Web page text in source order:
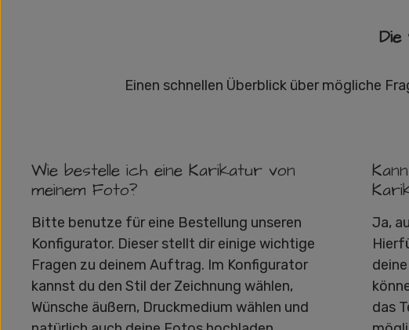
Einen schnellen Überblick über mögliche
Wie bestelle ich eine Karikatur von
meinem Foto?
Bitte benutze für eine Bestellung unseren
Konfigurator. Dieser stellt dir einige wichtige
Fragen zu deinem Auftrag. Im Konfigurator
kannst du den Stil der Zeichnung wählen,
Wünsche äußern, Druckmedium wählen und
Ja,
das